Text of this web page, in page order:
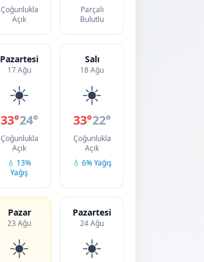
Çoğunlukla
Açık
Parçalı
Bulutlu
Pazartesi
17 Ağu
☀️
33°24°
Çoğunlukla
Açık
💧 13%
Yağış
Salı
18 Ağu
☀️
33°22°
Çoğunlukla
Açık
💧 6% Yağış
Pazar
23 Ağu
☀️
Pazartesi
24 Ağu
☀️